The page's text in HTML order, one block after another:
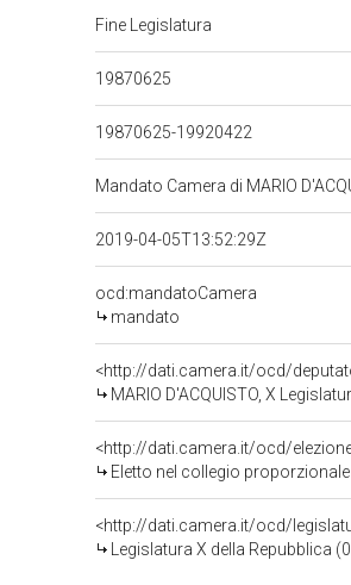
Fine Legislatura
19870625
19870625-19920422
Mandato Camera di MARIO
2019-04-05T13:52:29Z
ocd:mandatoCamera
mandato
<http://dati.camera.it/ocd/
MARIO D'ACQUISTO, X
<http://dati.camera.it/ocd/
Eletto nel collegio proporzionale
<http://dati.camera.it/ocd/
Legislatura X della Repubblica